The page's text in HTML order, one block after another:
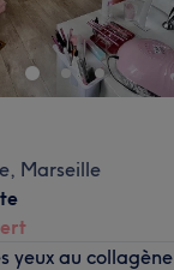
Marseille
yeux au collagène